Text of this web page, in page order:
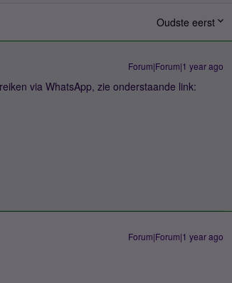
Oudste eerst
Forum|Forum|1 year ago
via WhatsApp, zie onderstaande link:
Forum|Forum|1 year ago